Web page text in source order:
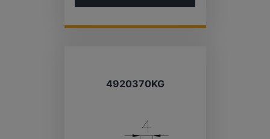
4920370KG